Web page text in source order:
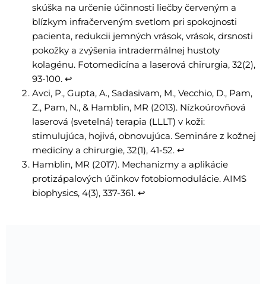
skúška na určenie účinnosti liečby červeným a
blízkym infračerveným svetlom pri spokojnosti
pacienta, redukcii jemných vrások, vrások, drsnosti
pokožky a zvýšenia intradermálnej hustoty
kolagénu. Fotomedicína a laserová chirurgia, 32(2),
93-100. ↩
Avci, P., Gupta, A., Sadasivam, M., Vecchio, D., Pam,
Z., Pam, N., & Hamblin, MR (2013). Nízkoúrovňová
laserová (svetelná) terapia (LLLT) v koži:
stimulujúca, hojivá, obnovujúca. Semináre z kožnej
medicíny a chirurgie, 32(1), 41-52. ↩
Hamblin, MR (2017). Mechanizmy a aplikácie
protizápalových účinkov fotobiomodulácie. AIMS
biophysics, 4(3), 337-361. ↩